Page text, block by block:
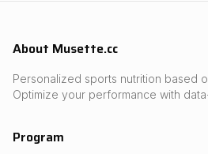
About Musette.cc
Personalized sports nutrition based
Optimize your performance with
Program